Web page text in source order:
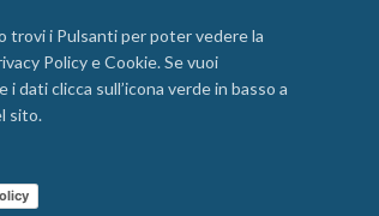
trovi i Pulsanti per poter vedere la
Policy e Cookie. Se vuoi
i dati clicca sull’icona verde in basso a
sito.